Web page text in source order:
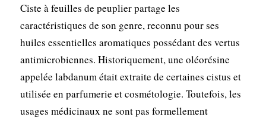
Ciste à feuilles de peuplier partage les
caractéristiques de son genre, reconnu pour ses
huiles essentielles aromatiques possédant des vertus
antimicrobiennes. Historiquement, une oléorésine
appelée labdanum était extraite de certaines cistus et
utilisée en parfumerie et cosmétologie. Toutefois, les
usages médicinaux ne sont pas formellement